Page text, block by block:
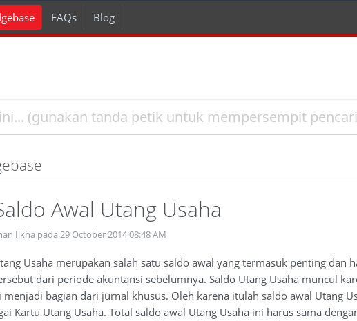
FAQs Blog
Awal Utang Usaha
Ilkha pada 29 October 2014 08:48 AM
Usaha merupakan salah satu saldo awal yang termasuk penting
dari periode akuntansi sebelumnya. Saldo Utang Usaha muncul
bagian dari jurnal khusus. Oleh karena itulah saldo awal Utang
Kartu Utang Usaha. Total saldo awal Utang Usaha ini harus sama